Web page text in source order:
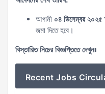
আগামী ০৪ ডিসেম্বর ২০২৫
জমা দিতে হবে।
বিস্তারিত নিচের বিজ্ঞপ্তিতে দেখুনঃ
Recent Jobs